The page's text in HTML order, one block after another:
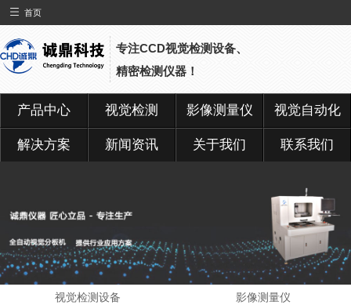
首页
专注CCD视觉检测设备、
精密检测仪器！
产品中心 视觉检测 影像测量仪 视觉自动化
解决方案 新闻资讯 关于我们 联系我们
视觉检测设备
影像测量仪